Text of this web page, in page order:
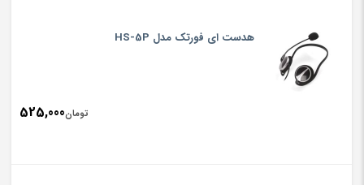
هدست ای فورتک مدل HS-5P
تومان525,000